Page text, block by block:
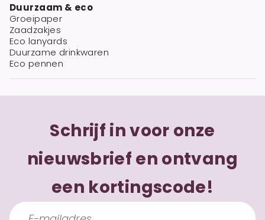
Duurzaam & eco
Groeipaper
Zaadzakjes
Eco lanyards
Duurzame drinkwaren
Eco pennen
Schrijf in voor onze
nieuwsbrief en ontvang
een kortingscode!